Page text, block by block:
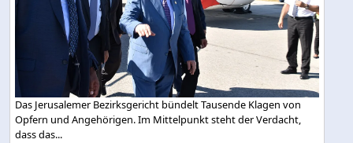
Das Jerusalemer Bezirksgericht bündelt Tausende Klagen von
Opfern und Angehörigen. Im Mittelpunkt steht der Verdacht,
dass das...